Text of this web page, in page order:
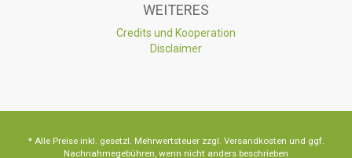
WEITERES
Credits und Kooperation
Disclaimer
* Alle Preise inkl. gesetzl. Mehrwertsteuer zzgl. Versandkosten und ggf.
Nachnahmegebühren, wenn nicht anders beschrieben